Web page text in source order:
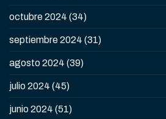
octubre 2024 (34)
septiembre 2024 (31)
agosto 2024 (39)
julio 2024 (45)
junio 2024 (51)